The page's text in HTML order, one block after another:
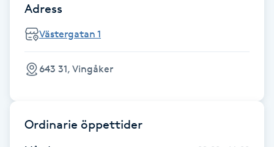
Frekvensterapi
Friskvård
Friskvårdsmassage
Funktionsanalys
Adress
Västergatan 1
643 31, Vingåker
Ordinarie öppettider